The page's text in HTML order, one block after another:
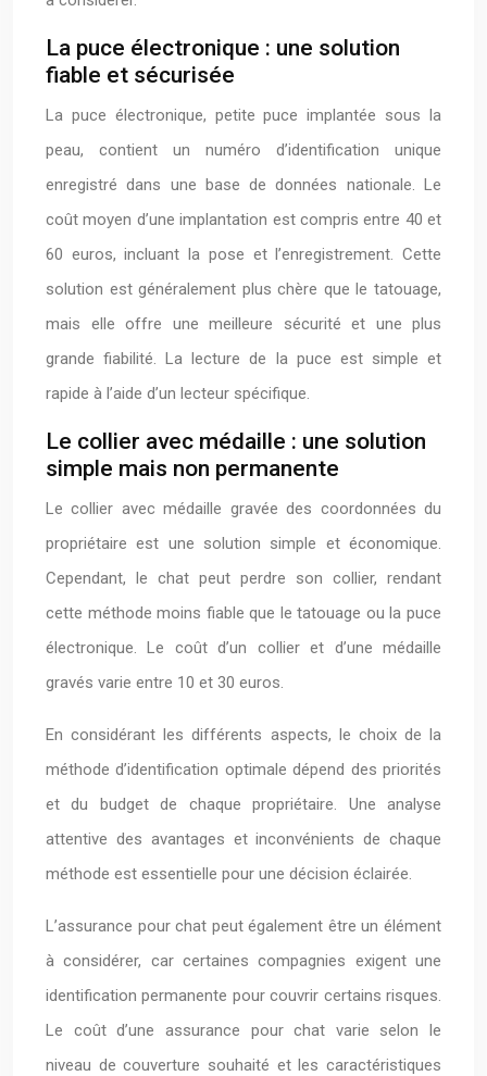
La puce électronique : une solution
fiable et sécurisée
La puce électronique, petite puce implantée sous la
peau, contient un numéro d’identification unique
enregistré dans une base de données nationale. Le
coût moyen d’une implantation est compris entre 40 et
60 euros, incluant la pose et l’enregistrement. Cette
solution est généralement plus chère que le tatouage,
mais elle offre une meilleure sécurité et une plus
grande fiabilité. La lecture de la puce est simple et
rapide à l’aide d’un lecteur spécifique.
Le collier avec médaille : une solution
simple mais non permanente
Le collier avec médaille gravée des coordonnées du
propriétaire est une solution simple et économique.
Cependant, le chat peut perdre son collier, rendant
cette méthode moins fiable que le tatouage ou la puce
électronique. Le coût d’un collier et d’une médaille
gravés varie entre 10 et 30 euros.
En considérant les différents aspects, le choix de la
méthode d’identification optimale dépend des priorités
et du budget de chaque propriétaire. Une analyse
attentive des avantages et inconvénients de chaque
méthode est essentielle pour une décision éclairée.
L’assurance pour chat peut également être un élément
à considérer, car certaines compagnies exigent une
identification permanente pour couvrir certains risques.
Le coût d’une assurance pour chat varie selon le
niveau de couverture souhaité et les caractéristiques